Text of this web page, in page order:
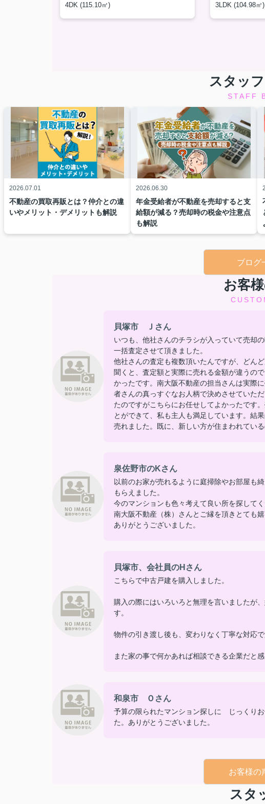
4DK (115.10㎡)
3LDK (104.98㎡)
スタッ
STAFF
2026.07.01
不動産の買取再販とは？仲介との違
いやメリット・デメリットも解説
2026.06.30
年金受給者が不動産を売却すると支
給額が減る？売却時の税金や注意点
も解説
ブログ
お客
貝塚市 Ｊさん
いつも、他社さんのチラシが入っていて売却
一括査定させて頂きました。
他社さんの査定も複数頂いたんですが、どん
聞くと、査定額と実際に売れる金額が違うの
かったです。南大阪不動産の担当さんは実際
者さんの真っすぐなお人柄で決めさせていた
たのですがこちらにお任せしてよかったです
とができて、私も主人も満足しています。結
売れました。既に、新しい方が住まわれてい
泉佐野市のKさん
以前のお家が売れるように庭掃除やお部屋も
もらえました。
今のマンションも色々考えて良い所を探してく
南大阪不動産（株）さんとご縁を頂きとても嬉
ありがとうございました。
貝塚市、会社員のHさん
こちらで中古戸建を購入しました。
購入の際にはいろいろと無理を言いましたが
す。
物件の引き渡し後も、変わりなく丁寧な対応で
また家の事で何かあれば相談できる企業だと感
和泉市 Ｏさん
予算の限られたマンション探しに じっくり
た。ありがとうございました。
お客様の
スタ